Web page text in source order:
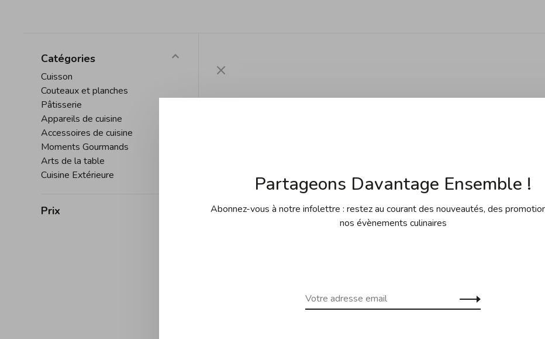
Catégories
Cuisson
Couteaux et planches
Pâtisserie
Appareils de cuisine
Accessoires de cuisine
Moments Gourmands
Arts de la table
Cuisine Extérieure
Prix Aucun produit n'a été
Partageons Davantage Ensemble !
Abonnez-vous à notre infolettre : restez au courant des nouveautés, des
nos évènements culinaires